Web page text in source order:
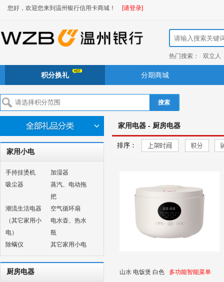
您好，欢迎您来到温州银行信用卡商城！ [请登录]
热门搜索： 双立人
积分换礼 分期商城
搜索
家用小电
手持挂烫机
加湿器
吸尘器
蒸汽、电动拖
把
潮流生活电器
（其它家用小
电）
空气循环扇
电水壶、热水
瓶
除螨仪
其它家用小电
厨房电器
家用电器 - 厨房电器
排序：
山水 电饭煲 白色 多功能智能菜单